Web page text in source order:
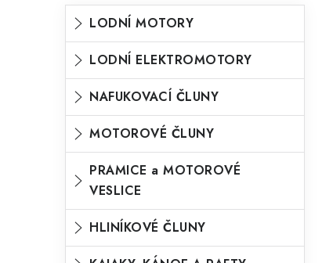
P
o
t
a
n
n
p
a
n
Přeskočit
kategorie
K
a
e
g
o
e
LODNÍ MOTORY
LODNÍ ELEKTROMOTORY
NAFUKOVACÍ ČLUNY
MOTOROVÉ ČLUNY
PRAMICE a MOTOROVÉ
VESLICE
HLINÍKOVÉ ČLUNY